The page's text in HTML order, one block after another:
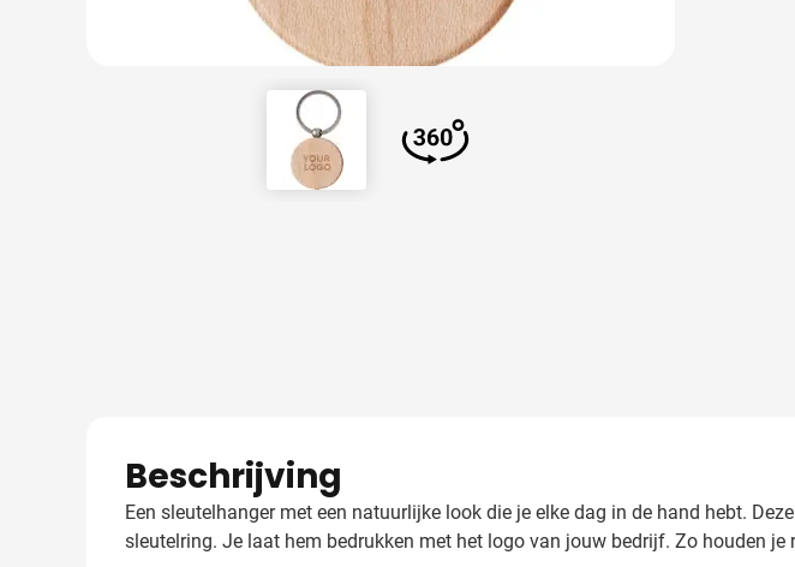
View larger image
Beschrijving
Een sleutelhanger met een natuurlijke look die je elke dag in de hand hebt.
sleutelring. Je laat hem bedrukken met het logo van jouw bedrijf. Zo houden